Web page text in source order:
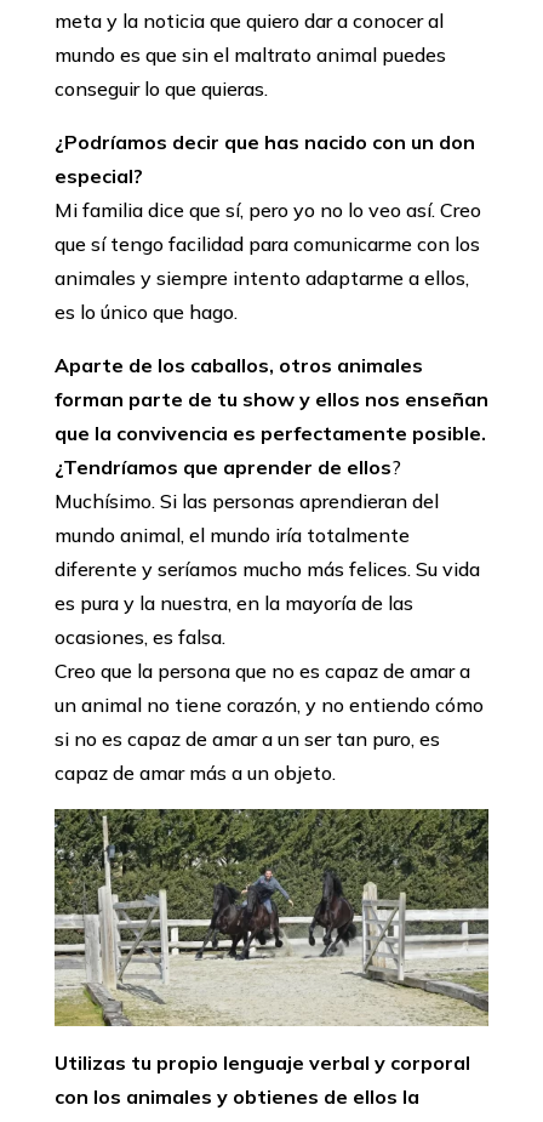
meta y la noticia que quiero dar a conocer al
mundo es que sin el maltrato animal puedes
conseguir lo que quieras.
¿Podríamos decir que has nacido con un don
especial?
Mi familia dice que sí, pero yo no lo veo así. Creo
que sí tengo facilidad para comunicarme con los
animales y siempre intento adaptarme a ellos,
es lo único que hago.
Aparte de los caballos, otros animales
forman parte de tu show y ellos nos enseñan
que la convivencia es perfectamente posible.
¿Tendríamos que aprender de ellos?
Muchísimo. Si las personas aprendieran del
mundo animal, el mundo iría totalmente
diferente y seríamos mucho más felices. Su vida
es pura y la nuestra, en la mayoría de las
ocasiones, es falsa.
Creo que la persona que no es capaz de amar a
un animal no tiene corazón, y no entiendo cómo
si no es capaz de amar a un ser tan puro, es
capaz de amar más a un objeto.
Utilizas tu propio lenguaje verbal y corporal
con los animales y obtienes de ellos la